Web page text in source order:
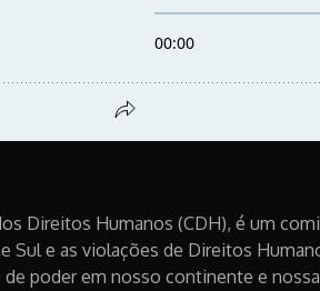
Direitos Humanos (CDH), é um
Sul e as violações de Direitos
poder em nosso continente e